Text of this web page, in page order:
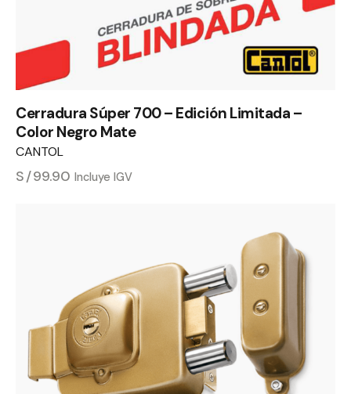
Cerradura Súper 700 – Edición Limitada –
Color Negro Mate
CANTOL
S/99.90 Incluye IGV